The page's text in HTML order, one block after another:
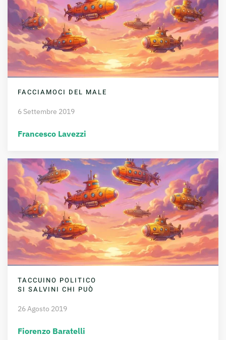
FACCIAMOCI DEL MALE
6 Settembre 2019
Francesco Lavezzi
TACCUINO POLITICO
SI SALVINI CHI PUÒ
26 Agosto 2019
Fiorenzo Baratelli